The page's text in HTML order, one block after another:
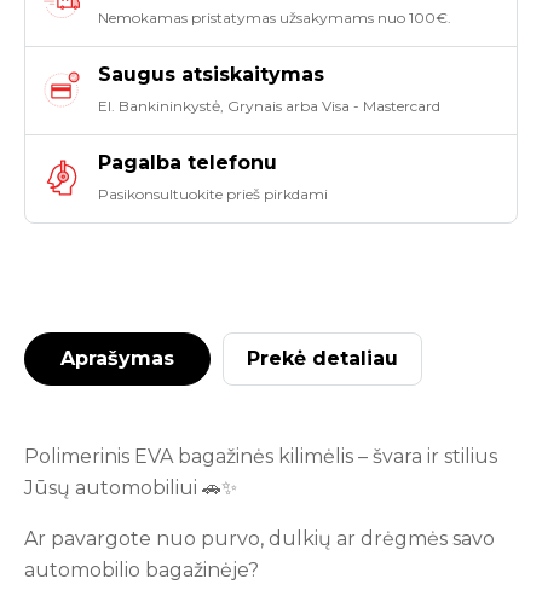
Nemokamas pristatymas užsakymams nuo 100€.
Saugus atsiskaitymas
El. Bankininkystė, Grynais arba Visa - Mastercard
Pagalba telefonu
Pasikonsultuokite prieš pirkdami
Aprašymas Prekė detaliau
Polimerinis EVA bagažinės kilimėlis – švara ir stilius
Jūsų automobiliui 🚗✨
Ar pavargote nuo purvo, dulkių ar drėgmės savo
automobilio bagažinėje?